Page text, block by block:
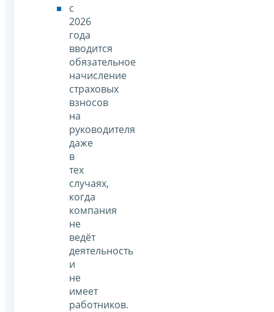
с
2026
года
вводится
обязательное
начисление
страховых
взносов
на
руководителя
даже
в
тех
случаях,
когда
компания
не
ведёт
деятельность
и
не
имеет
работников.